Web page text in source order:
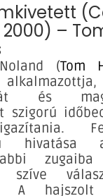
–
(Tom
és
szigorú
hivatása
szíve
A hajszolt